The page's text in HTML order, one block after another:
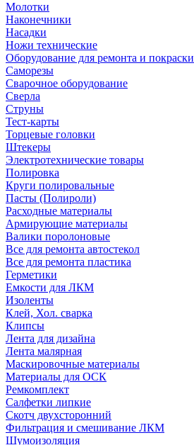
Молотки
Наконечники
Насадки
Ножи технические
Оборудование для ремонта и покраски
Саморезы
Сварочное оборудование
Сверла
Струны
Тест-карты
Торцевые головки
Штекеры
Электротехнические товары
Полировка
Круги полировальные
Пасты (Полироли)
Расходные материалы
Армирующие материалы
Валики поролоновые
Все для ремонта автостекол
Все для ремонта пластика
Герметики
Емкости для ЛКМ
Изоленты
Клей, Хол. сварка
Клипсы
Лента для дизайна
Лента малярная
Маскировочные материалы
Материалы для ОСК
Ремкомплект
Салфетки липкие
Скотч двухсторонний
Фильтрация и смешивание ЛКМ
Шумоизоляция